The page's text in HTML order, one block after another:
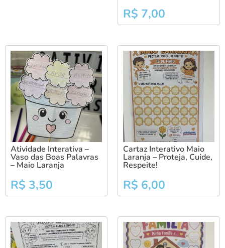
R$ 7,00
Atividade Interativa –
Vaso das Boas Palavras
– Maio Laranja
R$ 3,50
Cartaz Interativo Maio
Laranja – Proteja, Cuide,
Respeite!
R$ 6,00